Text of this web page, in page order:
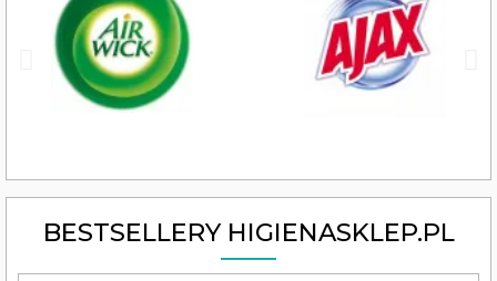
BESTSELLERY HIGIENASKLEP.PL